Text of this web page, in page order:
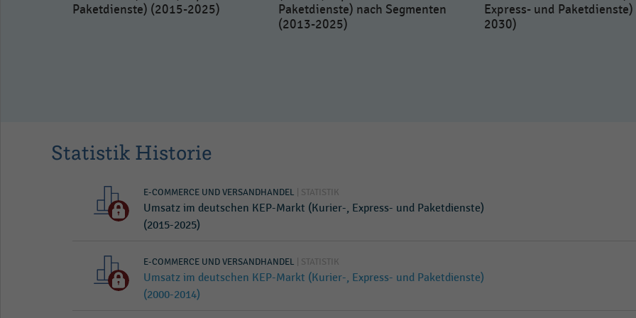
Paketdienste) (2015-2025)
Paketdienste) nach Segmenten
(2013-2025)
Express- und
2030)
Statistik Historie
E-COMMERCE UND VERSANDHANDEL | STATISTIK
Umsatz im deutschen KEP-Markt (Kurier-, Express- und Paketdienste)
(2015-2025)
E-COMMERCE UND VERSANDHANDEL | STATISTIK
Umsatz im deutschen KEP-Markt (Kurier-, Express- und Paketdienste)
(2000-2014)